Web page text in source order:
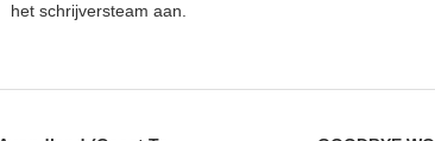
het schrijversteam aan.